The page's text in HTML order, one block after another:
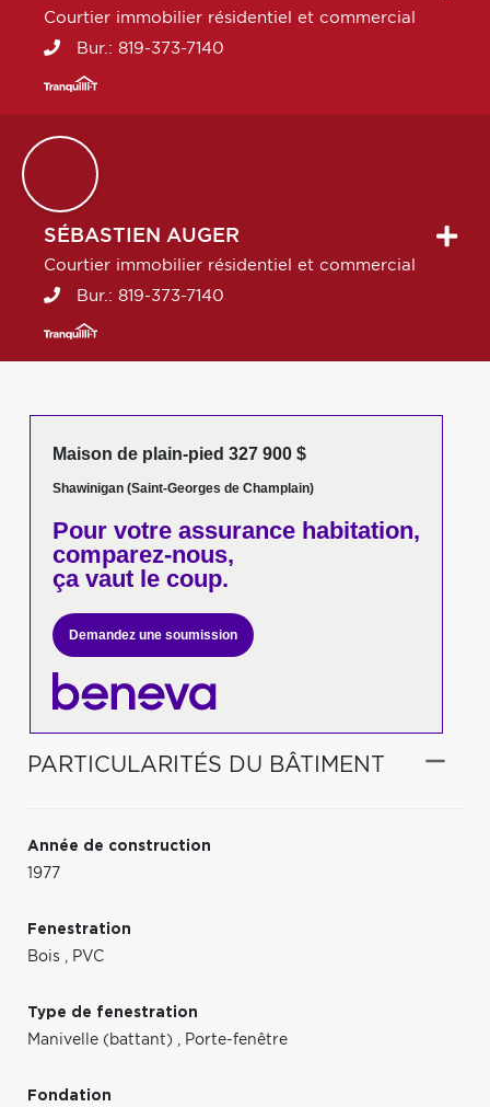
Courtier immobilier résidentiel et commercial
Bur.: 819-373-7140
SÉBASTIEN AUGER
Courtier immobilier résidentiel et commercial
Bur.: 819-373-7140
Maison de plain-pied 327 900 $
Shawinigan (Saint-Georges de Champlain)
Pour votreassurance habitation,
comparez-nous,
ça vaut le coup.
Demandez une soumission
PARTICULARITÉS DU BÂTIMENT
Année de construction
1977
Fenestration
Bois , PVC
Type de fenestration
Manivelle (battant) , Porte-fenêtre
Fondation